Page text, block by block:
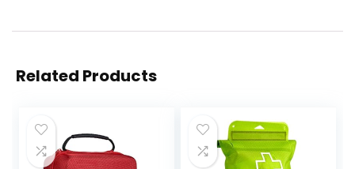
Related Products